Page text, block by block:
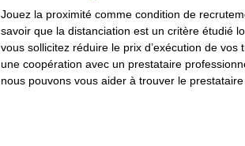
Jouez la proximité comme condition de
savoir que la distanciation est un critère étudié
vous sollicitez réduire le prix d’exécution de
une coopération avec un prestataire
nous pouvons vous aider à trouver le